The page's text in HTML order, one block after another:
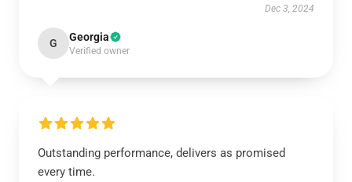
Dec 3, 2024
G Georgia
Verified owner
Outstanding performance, delivers as promised
every time.